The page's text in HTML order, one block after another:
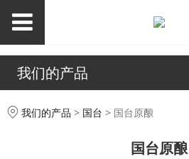
我们的产品
国台原酿
我们的产品 > 国台 > 国台原酿
国台原酿